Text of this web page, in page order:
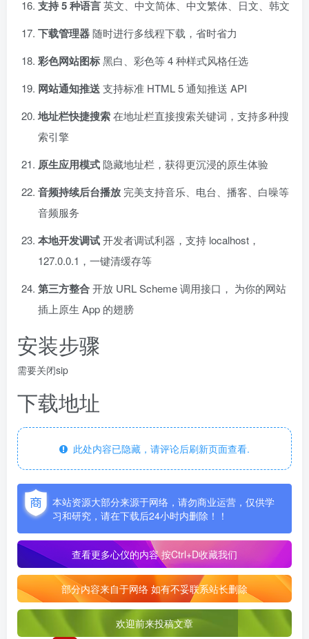
支持 5 种语言英文、中文简体、中文繁体、日文、韩文
下载管理器随时进行多线程下载，省时省力
彩色网站图标黑白、彩色等 4 种样式风格任选
网站通知推送支持标准 HTML 5 通知推送 API
地址栏快捷搜索在地址栏直接搜索关键词，支持多种搜
索引擎
原生应用模式隐藏地址栏，获得更沉浸的原生体验
音频持续后台播放 完美支持音乐、电台、播客、白噪等
音频服务
本地开发调试开发者调试利器，支持 localhost，
127.0.0.1，一键清缓存等
第三方整合开放 URL Scheme 调用接口， 为你的网站
插上原生 App 的翅膀
安装步骤
需要关闭sip
下载地址
此处内容已隐藏，请评论后刷新页面查看.
本站资源大部分来源于网络，请勿商业运营，仅供学
习和研究，请在下载后24小时内删除！！
查看更多心仪的内容按Ctrl+D收藏我们
部分内容来自于网络 如有不妥联系站长删除
欢迎前来投稿文章